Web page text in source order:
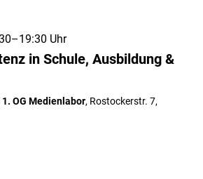
Uhr
in Schule, Ausbildung &
1. OG Medienlabor, Rostockerstr. 7,